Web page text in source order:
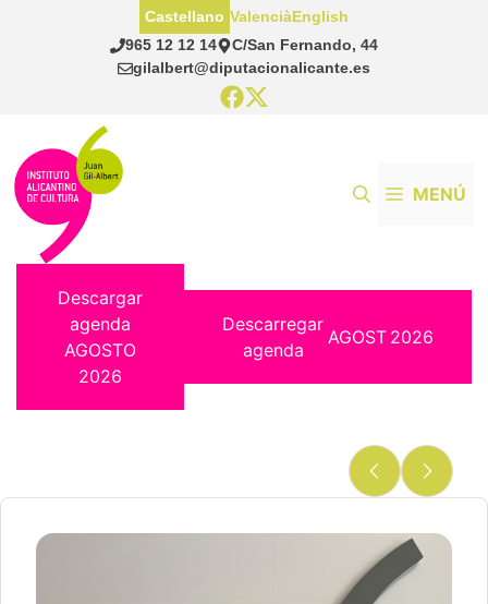
965 12 12 14
C/San Fernando, 44
gilalbert@diputacionalicante.es
Castellano ValenciàEnglish
MENÚ
Descargar
agenda
AGOSTO
2026
Descarregar
agenda
AGOST 2026